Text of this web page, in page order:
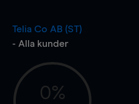
Telia Co AB (ST)
- Alla kunder
0%